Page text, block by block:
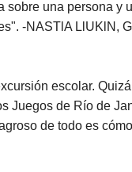
una persona y
-NASTlA LlUKlN,
escolar.
Juegos de Río de
de todo es